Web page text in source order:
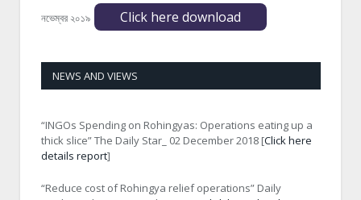
নভেম্বর ২০১৯
Click here download
NEWS AND VIEWS
“INGOs Spending on Rohingyas: Operations eating up a
thick slice” The Daily Star_ 02 December 2018 [Click here
details report]
“Reduce cost of Rohingya relief operations” Daily